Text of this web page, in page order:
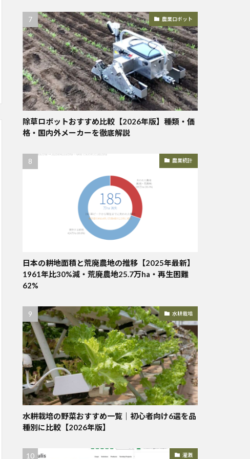
農業ロボット
除草ロボットおすすめ比較【2026年版】種類・価
格・国内外メーカーを徹底解説
農業統計
日本の耕地面積と荒廃農地の推移【2025年最新】
1961年比30%減・荒廃農地25.7万ha・再生困難
62%
水耕栽培
水耕栽培の野菜おすすめ一覧｜初心者向け6選を品
種別に比較【2026年版】
灌漑